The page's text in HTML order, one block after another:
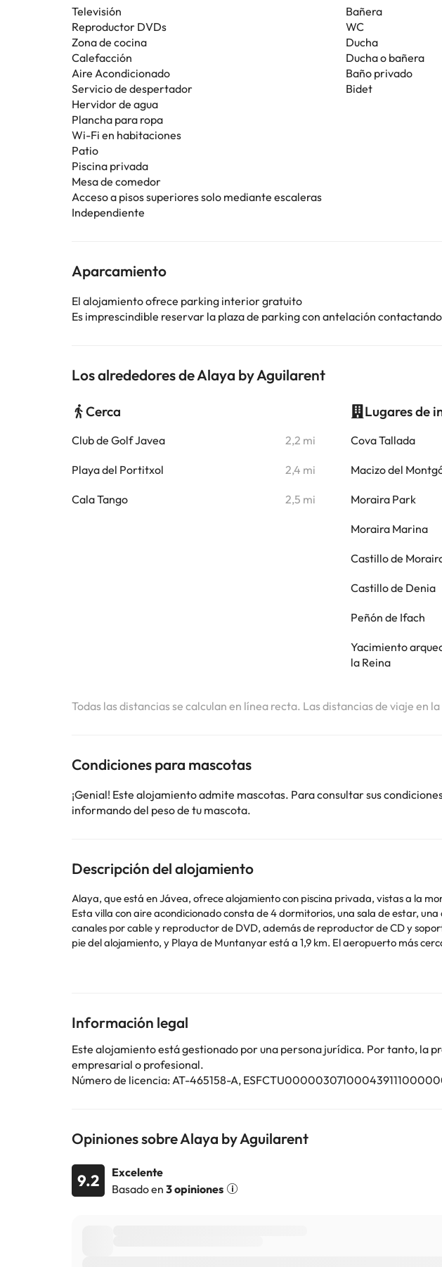
Televisión
Reproductor DVDs
Zona de cocina
Calefacción
Aire Acondicionado
Servicio de despertador
Hervidor de agua
Plancha para ropa
Wi-Fi en habitaciones
Patio
Piscina privada
Mesa de comedor
Acceso a pisos superiores solo mediante escaleras
Independiente
Bañera
WC
Ducha
Ducha o bañera
Baño privado
Bidet
Aparcamiento
El alojamiento ofrece parking interior gratuito
Es imprescindible reservar la plaza de parking con antelación
Los alrededores de Alaya by Aguilarent
Cerca
Club de Golf Javea 2,2 mi
Playa del Portitxol 2,4 mi
Cala Tango 2,5 mi
Lugares de
Cova Tallada
Macizo del
Moraira Park
Moraira Marina
Castillo de
Castillo de Denia
Peñón de Ifach
Yacimiento
la Reina
Todas las distancias se calculan en línea recta. Las distancias de viaje en
Condiciones para mascotas
¡Genial! Este alojamiento admite mascotas. Para consultar sus
informando del peso de tu mascota.
Descripción del alojamiento
Alaya, que está en Jávea, ofrece alojamiento con piscina privada, vistas a la
Esta villa con aire acondicionado consta de 4 dormitorios, una sala de estar,
canales por cable y reproductor de DVD, además de reproductor de CD y soporte para iPod. En la villa, la clientela puede usar la barbacoa. Playa
pie del alojamiento, y Playa de Muntanyar está a 1,9 km. El aeropuerto más
Es necesario realizar el pago antes de la llegada a través de transferencia
el apartado de peticiones especiales al hacer la reserva o ponerte en contacto
reserva.
Información legal
Este alojamiento está gestionado por una persona jurídica. Por tanto, la
empresarial o profesional.
Número de licencia: AT-465158-A,
Opiniones sobre Alaya by Aguilarent
9.2
Excelente
Basado en 3 opiniones